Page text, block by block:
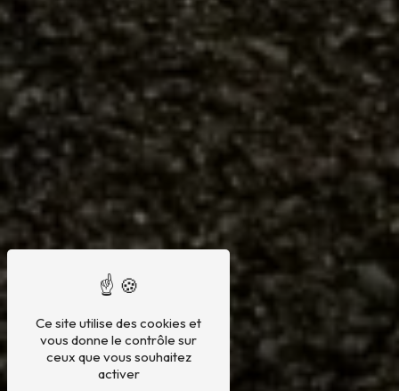
Ce site utilise des cookies et
vous donne le contrôle sur
ceux que vous souhaitez
activer